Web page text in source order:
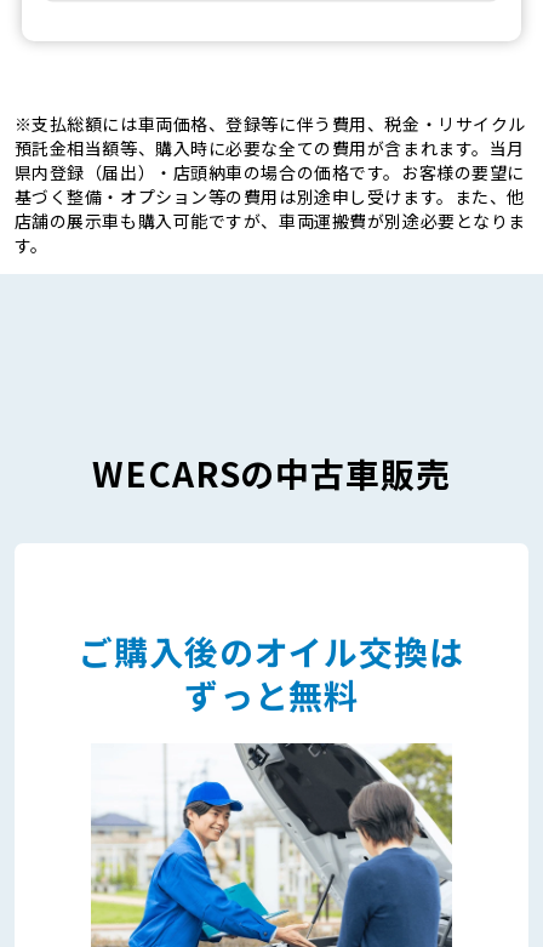
※支払総額には車両価格、登録等に伴う費用、税金・リサイクル
預託金相当額等、購入時に必要な全ての費用が含まれます。当月
県内登録（届出）・店頭納車の場合の価格です。お客様の要望に
基づく整備・オプション等の費用は別途申し受けます。また、他
店舗の展示車も購入可能ですが、車両運搬費が別途必要となりま
す。
WECARSの中古車販売
ご購入後のオイル交換は
ずっと無料